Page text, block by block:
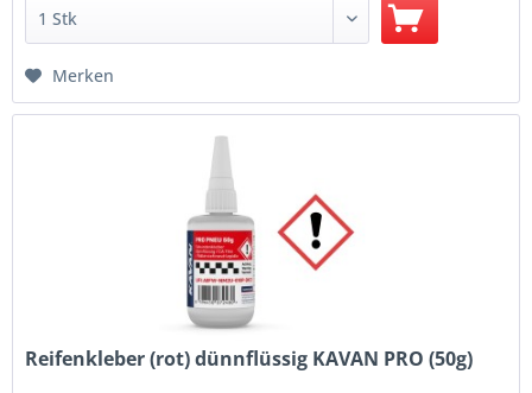
Merken
Reifenkleber (rot) dünnflüssig KAVAN PRO (50g)